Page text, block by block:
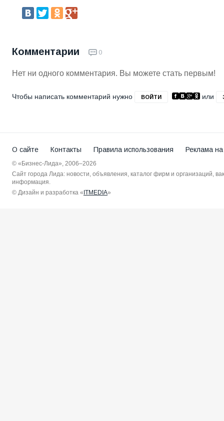
Комментарии 0
Нет ни одного комментария. Вы можете стать первым!
Чтобы написать комментарий нужно ВОЙТИ или
О сайте Контакты Правила использования Реклама
© «Бизнес-Лида», 2006–2026
Сайт города Лида: новости, объявления, каталог фирм и организаций,
информация.
© Дизайн и разработка «ITMEDIA»